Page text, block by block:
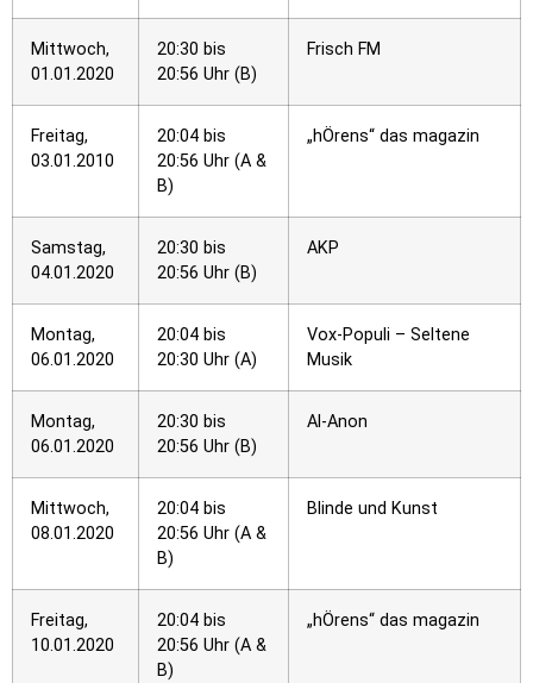
Mittwoch,
01.01.2020
20:30 bis
20:56 Uhr (B)
Frisch FM
Freitag,
03.01.2010
20:04 bis
20:56 Uhr (A &
B)
„hÖrens“ das magazin
Samstag,
04.01.2020
20:30 bis
20:56 Uhr (B)
AKP
Montag,
06.01.2020
20:04 bis
20:30 Uhr (A)
Vox-Populi – Seltene
Musik
Montag,
06.01.2020
20:30 bis
20:56 Uhr (B)
Al-Anon
Mittwoch,
08.01.2020
20:04 bis
20:56 Uhr (A &
B)
Blinde und Kunst
Freitag,
10.01.2020
20:04 bis
20:56 Uhr (A &
B)
„hÖrens“ das magazin